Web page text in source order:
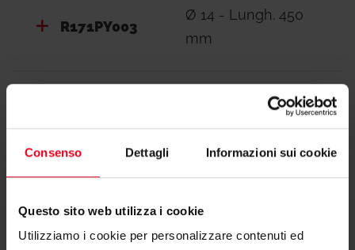
Consenso Dettagli Informazioni sui cookie
Questo sito web utilizza i cookie
Utilizziamo i cookie per personalizzare contenuti ed
R171PY003
Ø 14 - Lungh. 450
mm
Documentazione